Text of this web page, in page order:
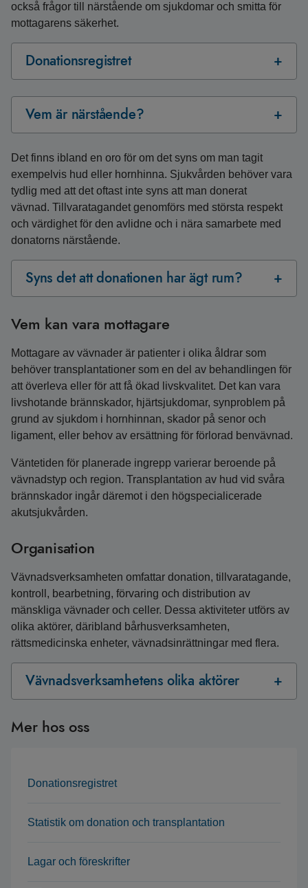
också frågor till närstående om sjukdomar och smitta för
mottagarens säkerhet.
Donationsregistret
Vem är närstående?
Det finns ibland en oro för om det syns om man tagit
exempelvis hud eller hornhinna. Sjukvården behöver vara
tydlig med att det oftast inte syns att man donerat
vävnad. Tillvaratagandet genomförs med största respekt
och värdighet för den avlidne och i nära samarbete med
donatorns närstående.
Syns det att donationen har ägt rum?
Vem kan vara mottagare
Mottagare av vävnader är patienter i olika åldrar som
behöver transplantationer som en del av behandlingen för
att överleva eller för att få ökad livskvalitet. Det kan vara
livshotande brännskador, hjärtsjukdomar, synproblem på
grund av sjukdom i hornhinnan, skador på senor och
ligament, eller behov av ersättning för förlorad benvävnad.
Väntetiden för planerade ingrepp varierar beroende på
vävnadstyp och region. Transplantation av hud vid svåra
brännskador ingår däremot i den högspecialicerade
akutsjukvården.
Organisation
Vävnadsverksamheten omfattar donation, tillvaratagande,
kontroll, bearbetning, förvaring och distribution av
mänskliga vävnader och celler. Dessa aktiviteter utförs av
olika aktörer, däribland bårhusverksamheten,
rättsmedicinska enheter, vävnadsinrättningar med flera.
Vävnadsverksamhetens olika aktörer
Mer hos oss
Donationsregistret
Statistik om donation och transplantation
Lagar och föreskrifter